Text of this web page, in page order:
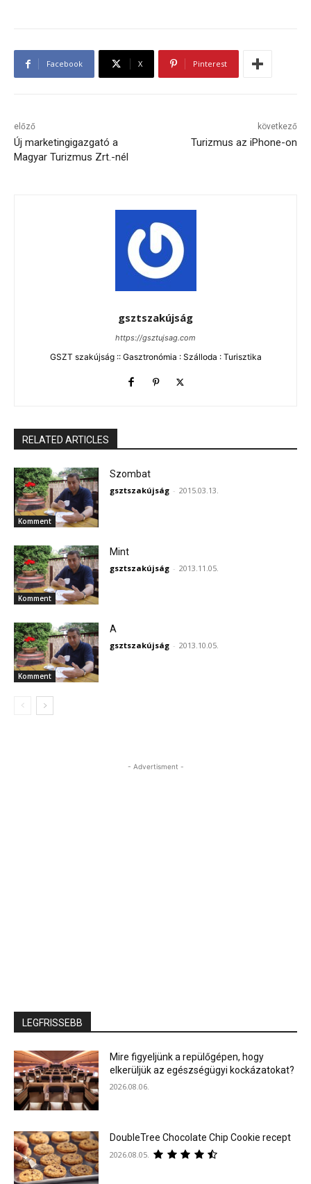
Facebook X Pinterest
előző
Új marketingigazgató a
Magyar Turizmus Zrt.-nél
következő
Turizmus az iPhone-on
gsztszakújság
https://gsztujsag.com
GSZT szakújság :: Gasztronómia : Szálloda : Turisztika
RELATED ARTICLES
Komment
Szombat
gsztszakújság - 2015.03.13.
Komment
Mint
gsztszakújság - 2013.11.05.
Komment
A
gsztszakújság - 2013.10.05.
- Advertisment -
LEGFRISSEBB
Mire figyeljünk a repülőgépen, hogy
elkerüljük az egészségügyi kockázatokat?
2026.08.06.
DoubleTree Chocolate Chip Cookie recept
2026.08.05.